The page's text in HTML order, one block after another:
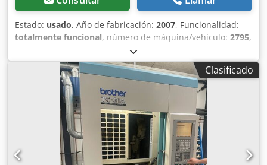
Estado: usado, Año de fabricación: 2007, Funcionalidad:
totalmente funcional, número de máquina/vehículo: 2795,
750 W
conexión neumática:7 bar, Se ofrece a la venta una
potente estación de costura automatizada Brother,
equipada con un módulo de automatización JAM TC 762 F,
disponible como estación de trabajo industrial completa.
Este sistema está específicamente diseñado para la
colocación automática de bolsillos, así como para procesos
de costura de alta precisión, siendo ideal para la
producción de denim, pantalones y ropa de trabajo. El
módulo de automatización integrado permite un
Clasificado